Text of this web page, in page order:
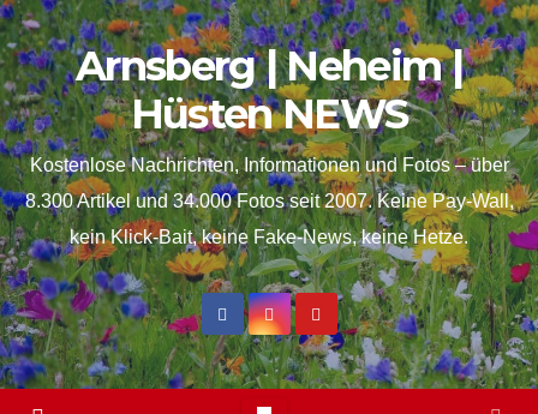
springen
Skip
to
content
Arnsberg | Neheim |
Hüsten NEWS
Kostenlose Nachrichten, Informationen und Fotos – über
8.300 Artikel und 34.000 Fotos seit 2007. Keine Pay-Wall,
kein Klick-Bait, keine Fake-News, keine Hetze.